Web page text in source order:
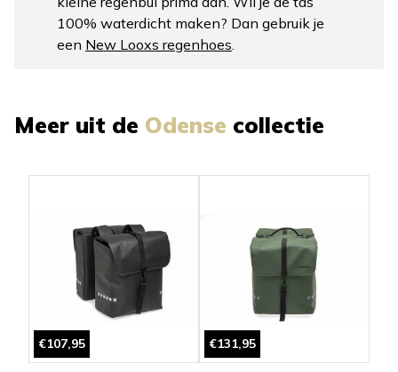
100% waterdicht maken? Dan gebruik je
een New Looxs regenhoes
Meer uit de Odense collectie
€107,95 €131,95